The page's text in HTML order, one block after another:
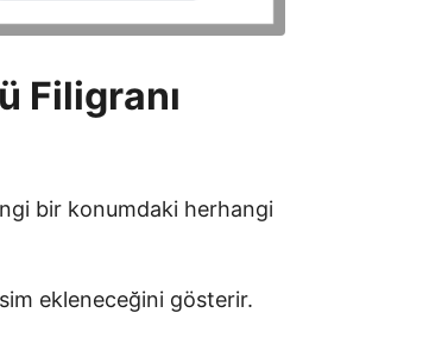
Filigranı
bir konumdaki herhangi
ekleneceğini gösterir.